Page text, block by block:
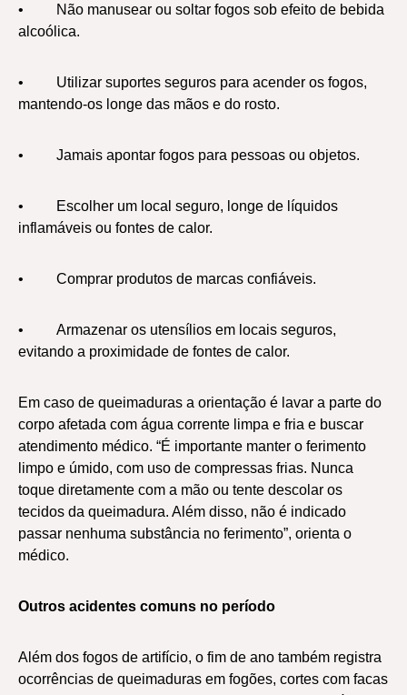
• Não manusear ou soltar fogos sob efeito de bebida
alcoólica.
• Utilizar suportes seguros para acender os fogos,
mantendo-os longe das mãos e do rosto.
• Jamais apontar fogos para pessoas ou objetos.
• Escolher um local seguro, longe de líquidos
inflamáveis ou fontes de calor.
• Comprar produtos de marcas confiáveis.
• Armazenar os utensílios em locais seguros,
evitando a proximidade de fontes de calor.
Em caso de queimaduras a orientação é lavar a parte do
corpo afetada com água corrente limpa e fria e buscar
atendimento médico. “É importante manter o ferimento
limpo e úmido, com uso de compressas frias. Nunca
toque diretamente com a mão ou tente descolar os
tecidos da queimadura. Além disso, não é indicado
passar nenhuma substância no ferimento”, orienta o
médico.
Outros acidentes comuns no período
Além dos fogos de artifício, o fim de ano também registra
ocorrências de queimaduras em fogões, cortes com facas